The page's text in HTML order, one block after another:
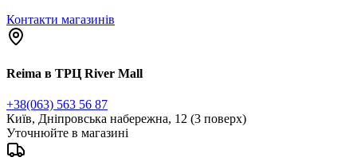
Контакти магазинів
Reima в ТРЦ River Mall
+38(063) 563 56 87
Київ, Дніпровська набережна, 12 (3 поверх)
Уточнюйте в магазині